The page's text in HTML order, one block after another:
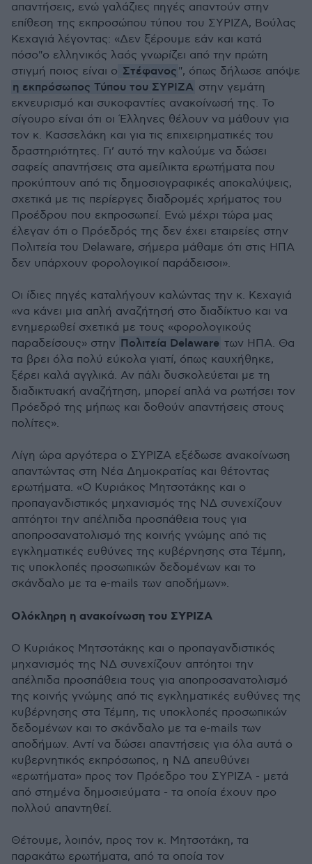
απαντήσεις, ενώ γαλάζιες πηγές απαντούν στην
επίθεση της εκπροσώπου τύπου του ΣΥΡΙΖΑ, Βούλας
Κεχαγιά λέγοντας: «Δεν ξέρουμε εάν και κατά
πόσο"ο ελληνικός λαός γνωρίζει από την πρώτη
στιγμή ποιος είναι ο Στέφανος ", όπως δήλωσε απόψε
η εκπρόσωπος Τύπου του ΣΥΡΙΖΑ στην γεμάτη
εκνευρισμό και συκοφαντίες ανακοίνωσή της. Το
σίγουρο είναι ότι οι Έλληνες θέλουν να μάθουν για
τον κ. Κασσελάκη και για τις επιχειρηματικές του
δραστηριότητες. Γι’ αυτό την καλούμε να δώσει
σαφείς απαντήσεις στα αμείλικτα ερωτήματα που
προκύπτουν από τις δημοσιογραφικές αποκαλύψεις,
σχετικά με τις περίεργες διαδρομές χρήματος του
Προέδρου που εκπροσωπεί. Ενώ μέχρι τώρα μας
έλεγαν ότι ο Πρόεδρός της δεν έχει εταιρείες στην
Πολιτεία του Delaware, σήμερα μάθαμε ότι στις ΗΠΑ
δεν υπάρχουν φορολογικοί παράδεισοι».
Οι ίδιες πηγές καταλήγουν καλώντας την κ. Κεχαγιά
«να κάνει μια απλή αναζήτησή στο διαδίκτυο και να
ενημερωθεί σχετικά με τους «φορολογικούς
παραδείσους» στην Πολιτεία Delaware των ΗΠΑ. Θα
τα βρει όλα πολύ εύκολα γιατί, όπως καυχήθηκε,
ξέρει καλά αγγλικά. Αν πάλι δυσκολεύεται με τη
διαδικτυακή αναζήτηση, μπορεί απλά να ρωτήσει τον
Πρόεδρό της μήπως και δοθούν απαντήσεις στους
πολίτες».
Λίγη ώρα αργότερα ο ΣΥΡΙΖΑ εξέδωσε ανακοίνωση
απαντώντας στη Νέα Δημοκρατίας και θέτοντας
ερωτήματα. «Ο Κυριάκος Μητσοτάκης και ο
προπαγανδιστικός μηχανισμός της ΝΔ συνεχίζουν
απτόητοι την απέλπιδα προσπάθεια τους για
αποπροσανατολισμό της κοινής γνώμης από τις
εγκληματικές ευθύνες της κυβέρνησης στα Τέμπη,
τις υποκλοπές προσωπικών δεδομένων και το
σκάνδαλο με τα e-mails των αποδήμων».
Ολόκληρη η ανακοίνωση του ΣΥΡΙΖΑ
Ο Κυριάκος Μητσοτάκης και ο προπαγανδιστικός
μηχανισμός της ΝΔ συνεχίζουν απτόητοι την
απέλπιδα προσπάθεια τους για αποπροσανατολισμό
της κοινής γνώμης από τις εγκληματικές ευθύνες της
κυβέρνησης στα Τέμπη, τις υποκλοπές προσωπικών
δεδομένων και το σκάνδαλο με τα e-mails των
αποδήμων. Αντί να δώσει απαντήσεις για όλα αυτά ο
κυβερνητικός εκπρόσωπος, η ΝΔ απευθύνει
«ερωτήματα» προς τον Πρόεδρο του ΣΥΡΙΖΑ - μετά
από στημένα δημοσιεύματα - τα οποία έχουν προ
πολλού απαντηθεί.
Θέτουμε, λοιπόν, προς τον κ. Μητσοτάκη, τα
παρακάτω ερωτήματα, από τα οποία τον